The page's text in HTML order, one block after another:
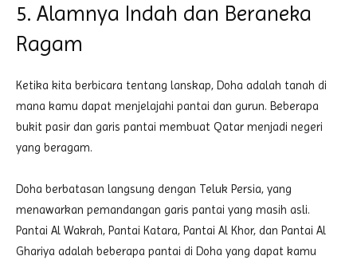
5. Alamnya Indah dan Beraneka
Ragam
Ketika kita berbicara tentang lanskap, Doha adalah tanah di
mana kamu dapat menjelajahi pantai dan gurun. Beberapa
bukit pasir dan garis pantai membuat Qatar menjadi negeri
yang beragam.
Doha berbatasan langsung dengan Teluk Persia, yang
menawarkan pemandangan garis pantai yang masih asli.
Pantai Al Wakrah, Pantai Katara, Pantai Al Khor, dan Pantai Al
Ghariya adalah beberapa pantai di Doha yang dapat kamu